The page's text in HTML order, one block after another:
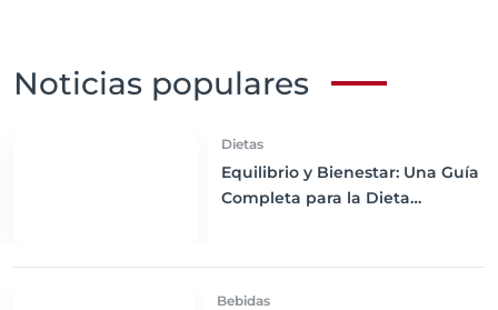
Noticias populares
Dietas
Equilibrio y Bienestar: Una Guía
Completa para la Dieta
Bebidas